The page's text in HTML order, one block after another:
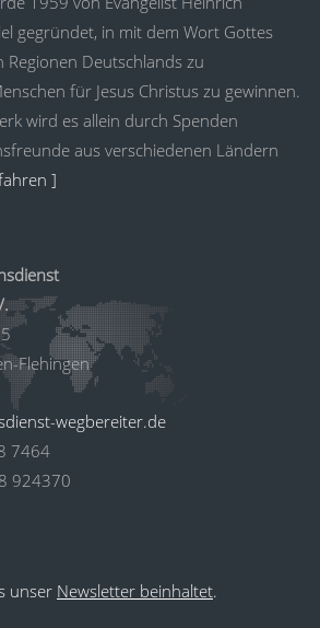
gegründet, in mit dem Wort Gottes
Deutschlands zu
für Jesus Christus zu gewinnen.
wird es allein durch Spenden
aus verschiedenen Ländern
]
Flehingen
wegbereiter.de
7464
924370
unser Newsletter beinhaltet.